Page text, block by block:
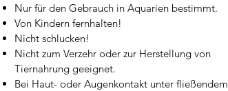
Nur für den Gebrauch in Aquarien bestimmt.
Von Kindern fernhalten!
Nicht schlucken!
Nicht zum Verzehr oder zur Herstellung von
Tiernahrung geeignet.
Bei Haut- oder Augenkontakt unter fließendem